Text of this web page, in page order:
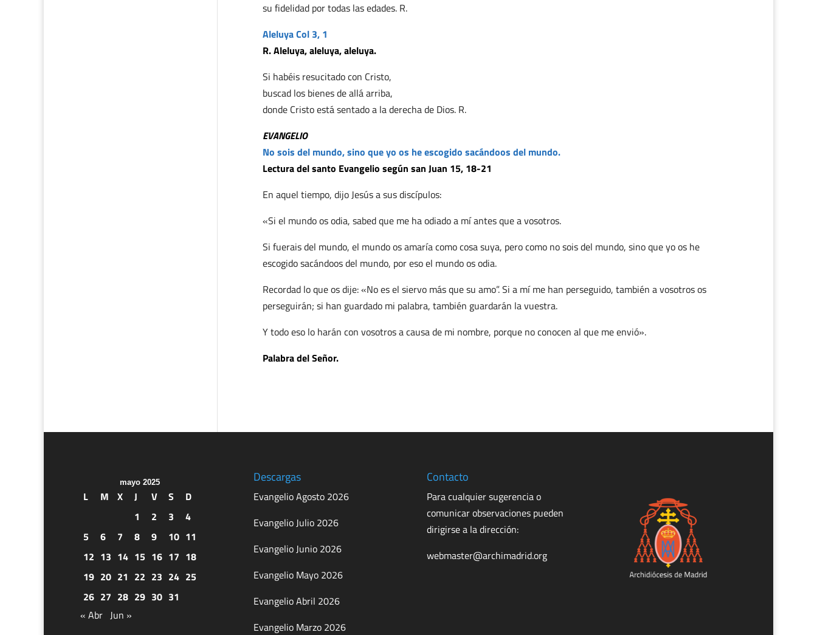
su fidelidad por todas las edades. R.
Aleluya Col 3, 1
R. Aleluya, aleluya, aleluya.
Si habéis resucitado con Cristo,
buscad los bienes de allá arriba,
donde Cristo está sentado a la derecha de Dios. R.
EVANGELIO
No sois del mundo, sino que yo os he escogido sacándoos del mundo.
Lectura del santo Evangelio según san Juan 15, 18-21
En aquel tiempo, dijo Jesús a sus discípulos:
«Si el mundo os odia, sabed que me ha odiado a mí antes que a vosotros.
Si fuerais del mundo, el mundo os amaría como cosa suya, pero como no sois del mundo, sino que yo os he
escogido sacándoos del mundo, por eso el mundo os odia.
Recordad lo que os dije: «No es el siervo más que su amo”. Si a mí me han perseguido, también a vosotros os
perseguirán; si han guardado mi palabra, también guardarán la vuestra.
Y todo eso lo harán con vosotros a causa de mi nombre, porque no conocen al que me envió».
Palabra del Señor.
mayo 2025
L M X J V S
D
1
2 3
4
5
6 7 8 9 10 11
12 13 14 15 16 17 18
19 20 21 22 23 24 25
26 27 28 29 30 31
« Abr Jun »
Descargas
Evangelio Agosto 2026
Evangelio Julio 2026
Evangelio Junio 2026
Evangelio Mayo 2026
Evangelio Abril 2026
Evangelio Marzo 2026
Contacto
Para cualquier sugerencia o
comunicar observaciones pueden
dirigirse a la dirección:
webmaster@archimadrid.org